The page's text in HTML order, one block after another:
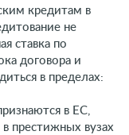
кредитам в
не
ставка по
договора и
в пределах:
в ЕС,
престижных вузах